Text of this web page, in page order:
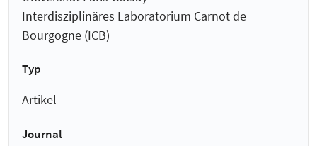
Interdisziplinäres Laboratorium Carnot de
Bourgogne (ICB)
Typ
Artikel
Journal